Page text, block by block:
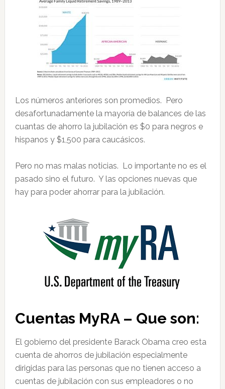
Los números anteriores son promedios. Pero
desafortunadamente la mayoría de balances de las
cuantas de ahorro la jubilación es $0 para negros e
hispanos y $1,500 para caucásicos.
Pero no mas malas noticias. Lo importante no es el
pasado sino el futuro. Y las opciones nuevas que
hay para poder ahorrar para la jubilación.
Cuentas MyRA – Que son:
El gobierno del presidente Barack Obama creo esta
cuenta de ahorros de jubilación especialmente
dirigidas para las personas que no tienen acceso a
cuentas de jubilación con sus empleadores o no